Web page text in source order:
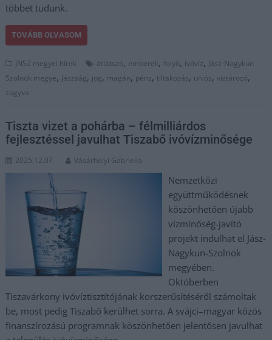
többet tudunk.
TOVÁBB OLVASOM
JNSZ megyei hírek átlátszó, emberek, folyó, ivóvíz, Jász-Nagykun
Szolnok megye, Jászság, jog, magán, pénz, tiltakozás, uniós,víztározó,
zagyva
Tiszta vizet a pohárba – félmilliárdos
fejlesztéssel javulhat Tiszabő ivóvízminősége
2025.12.07. Vásárhelyi Gabriella
Nemzetközi
együttműködésnek
köszönhetően újabb
vízminőség-javító
projekt indulhat el Jász-
Nagykun-Szolnok
megyében.
Októberben
Tiszavárkony ivóvíztisztítójának korszerűsítéséről számoltak
be, most pedig Tiszabő kerülhet sorra. A svájci–magyar közös
finanszírozású programnak köszönhetően jelentősen javulhat